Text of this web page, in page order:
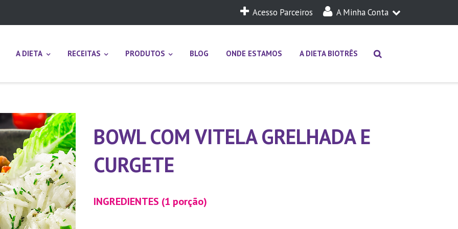
Acesso Parceiros A Minha Conta
Login
A DIETA RECEITAS PRODUTOS BLOG ONDE ESTAMOS A DIETA BIOTRÊS
BOWL COM VITELA GRELHADA E
CURGETE
INGREDIENTES (1 porção)